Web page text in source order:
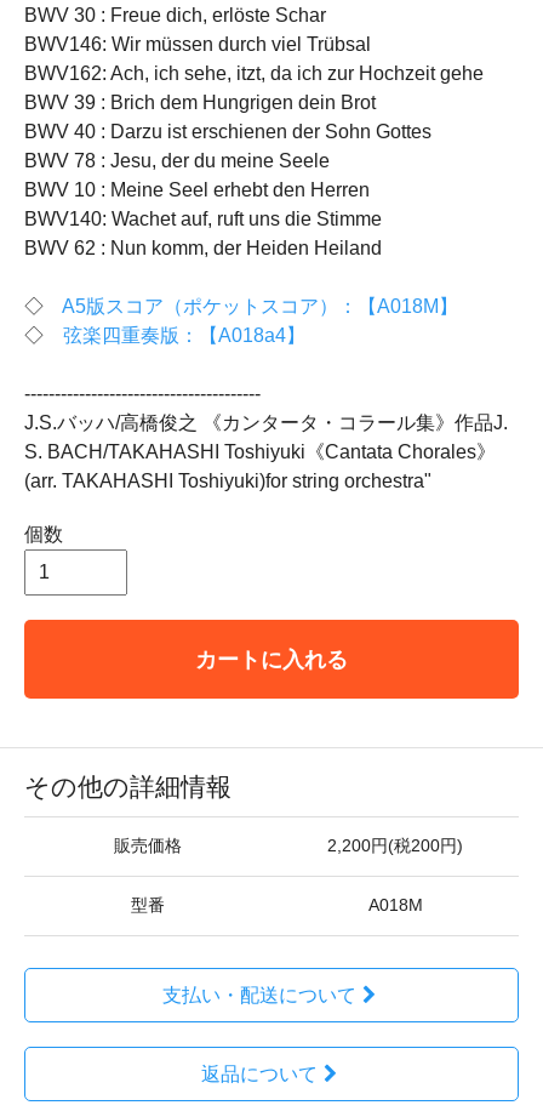
BWV 30 : Freue dich, erlöste Schar
BWV146: Wir müssen durch viel Trübsal
BWV162: Ach, ich sehe, itzt, da ich zur Hochzeit gehe
BWV 39 : Brich dem Hungrigen dein Brot
BWV 40 : Darzu ist erschienen der Sohn Gottes
BWV 78 : Jesu, der du meine Seele
BWV 10 : Meine Seel erhebt den Herren
BWV140: Wachet auf, ruft uns die Stimme
BWV 62 : Nun komm, der Heiden Heiland
◇ A5版スコア（ポケットスコア）：【A018M】
◇ 弦楽四重奏版：【A018a4】
---------------------------------------
J.S.バッハ/高橋俊之 《カンタータ・コラール集》作品J.
S. BACH/TAKAHASHI Toshiyuki《Cantata Chorales》
(arr. TAKAHASHI Toshiyuki)for string orchestra"
個数
カートに入れる
その他の詳細情報
販売価格 2,200円(税200円)
型番 A018M
支払い・配送について
返品について